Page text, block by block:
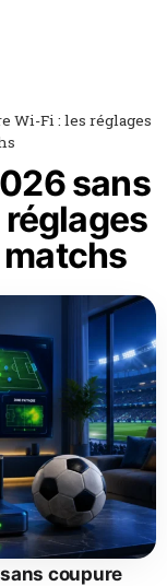
Wi-Fi : les réglages
sans
coupure